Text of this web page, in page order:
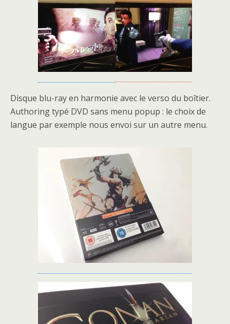
Disque blu-ray en harmonie avec le verso du boîtier.
Authoring typé DVD sans menu popup : le choix de
langue par exemple nous envoi sur un autre menu.